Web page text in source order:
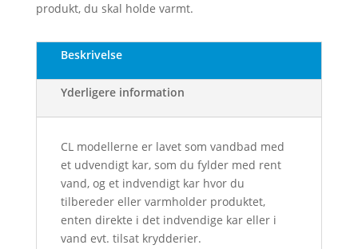
produkt, du skal holde varmt.
Beskrivelse
Yderligere information
CL modellerne er lavet som vandbad med
et udvendigt kar, som du fylder med rent
vand, og et indvendigt kar hvor du
tilbereder eller varmholder produktet,
enten direkte i det indvendige kar eller i
vand evt. tilsat krydderier.